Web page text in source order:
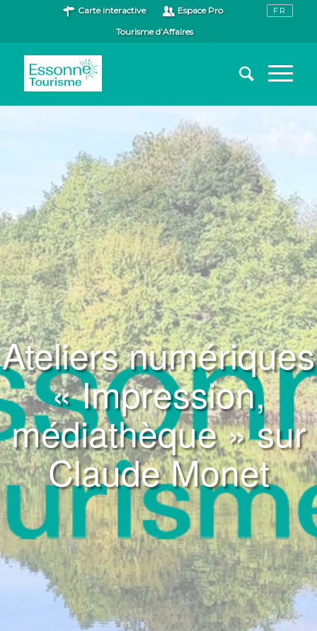
Carte interactive
Espace Pro
Tourisme d’Affaires
Ateliers numériques
« Impression,
médiathèque » sur
Claude Monet